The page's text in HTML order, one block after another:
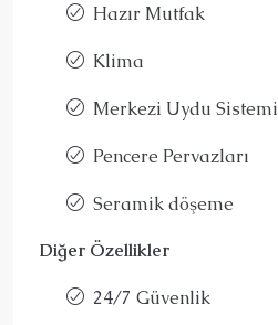
Hazır Mutfak
Klima
Merkezi Uydu Sistemi
Pencere Pervazları
Seramik döşeme
Diğer Özellikler
24/7 Güvenlik